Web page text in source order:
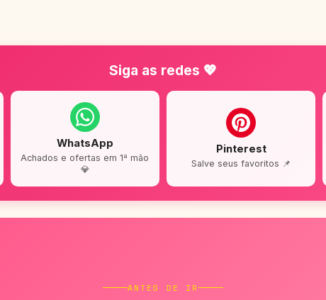
Siga as redes 💖
WhatsApp
Achados e ofertas em 1ª mão
💎
Pinterest
Salve seus favoritos 📌
ANTES DE IR